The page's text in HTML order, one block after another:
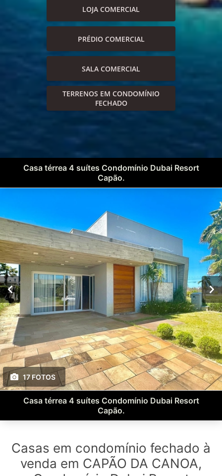
LOJA COMERCIAL
PRÉDIO COMERCIAL
SALA COMERCIAL
TERRENOS EM CONDOMÍNIO
FECHADO
Casa térrea 4 suítes Condomínio Dubai Resort
Capão.
17 FOTOS
Casa térrea 4 suítes Condomínio Dubai Resort
Capão.
Casas em condomínio fechado à
venda em CAPÃO DA CANOA,